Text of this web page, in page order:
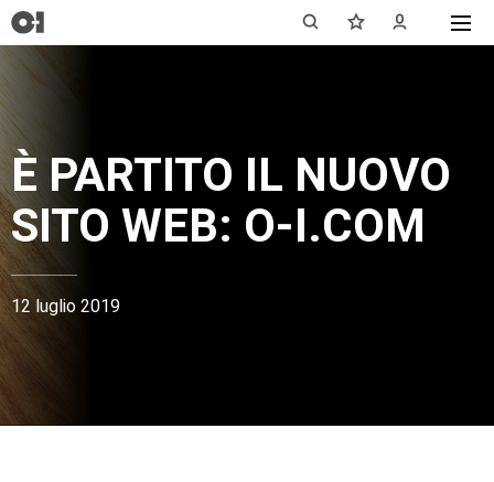
È PARTITO IL NUOVO
SITO WEB: O-I.COM
12 luglio 2019